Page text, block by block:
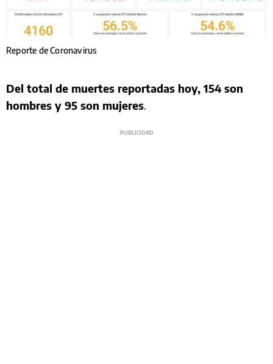
Reporte de Coronavirus
Del total de muertes reportadas hoy, 154 son
hombres y 95 son mujeres.